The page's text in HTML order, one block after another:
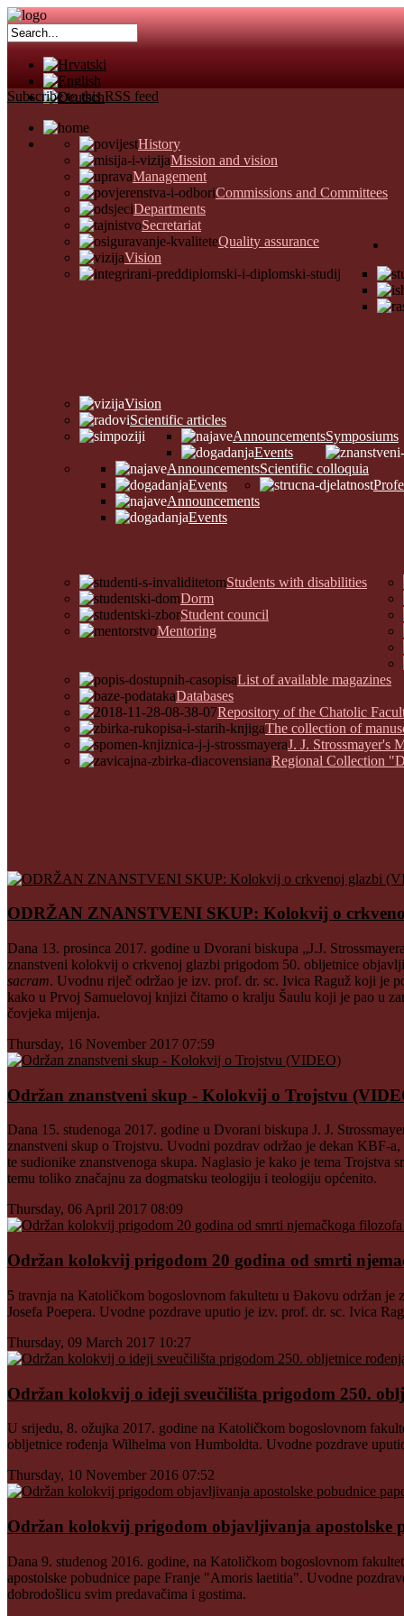
History
Mission and vision
Management
Commissions and Committees
Departments
Secretariat
Quality assurance
Vision
Vision
Scientific articles
Symposiums
Announcements
Events
Scientific colloquia
Announcements
Events
Announcements
Events
Students with disabilities
Dorm
Student council
Mentoring
List of available magazines
Databases
Repository of the Chatolic
The collection of
J. J. Strossmayer's
Regional Collection
Subscribe to this RSS feed
ODRŽAN ZNANSTVENI SKUP: Kolokvij o
Dana 13. prosinca 2017. godine u Dvorani biskupa „J.J.
znanstveni kolokvij o crkvenoj glazbi prigodom 50. obljetnice
sacram. Uvodnu riječ održao je izv. prof. dr. sc. Ivica Raguž koji je
kako u Prvoj Samuelovoj knjizi čitamo o kralju Šaulu koji je pao u
čovjeka mijenja.
Thursday, 16 November 2017 07:59
Održan znanstveni skup - Kolokvij o Trojstvu
Dana 15. studenoga 2017. godine u Dvorani biskupa J. J.
znanstveni skup o Trojstvu. Uvodni pozdrav održao je dekan KBF-
te sudionike znanstvenoga skupa. Naglasio je kako je tema Trojstva
temu toliko značajnu za dogmatsku teologiju i teologiju općenito.
Thursday, 06 April 2017 08:09
Održan kolokvij prigodom 20 godina od smrti
5 travnja na Katoličkom bogoslovnom fakultetu u Đakovu održan
Josefa Poepera. Uvodne pozdrave uputio je izv. prof. dr. sc. Ivica
Thursday, 09 March 2017 10:27
Održan kolokvij o ideji sveučilišta prigodom 250.
U srijedu, 8. ožujka 2017. godine na Katoličkom bogoslovnom
obljetnice rođenja Wilhelma von Humboldta. Uvodne pozdrave
Thursday, 10 November 2016 07:52
Održan kolokvij prigodom objavljivanja
Dana 9. studenog 2016. godine, na Katoličkom bogoslovnom
apostolske pobudnice pape Franje "Amoris laetitia". Uvodne
dobrodošlicu svim predavačima i gostima.